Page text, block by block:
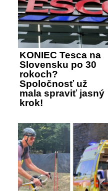
KONIEC Tesca na
Slovensku po 30
rokoch?
Spoločnosť už
mala spraviť jasný
krok!